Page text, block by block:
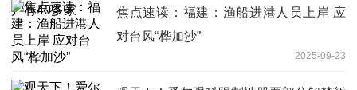
焦点速读：福建：渔船进港人员上岸 应
对台风“桦加沙”
2025-09-23